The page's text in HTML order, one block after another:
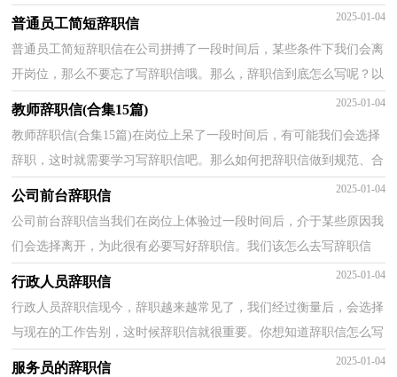
面是小编整理的酒店服务员辞职信，仅供参考，欢迎大家阅读...
普通员工简短辞职信 2025-01-04
普通员工简短辞职信在公司拼搏了一段时间后，某些条件下我们会离
开岗位，那么不要忘了写辞职信哦。那么，辞职信到底怎么写呢？以
下是小编为大家收集的普通员工简短辞职信，仅供参考，大...
教师辞职信(合集15篇) 2025-01-04
教师辞职信(合集15篇)在岗位上呆了一段时间后，有可能我们会选择
辞职，这时就需要学习写辞职信吧。那么如何把辞职信做到规范、合
理呢？以下是小编收集整理的教师辞职信，欢迎大家借...
公司前台辞职信 2025-01-04
公司前台辞职信当我们在岗位上体验过一段时间后，介于某些原因我
们会选择离开，为此很有必要写好辞职信。我们该怎么去写辞职信
呢？下面是小编收集整理的公司前台辞职信，欢迎大家借...
行政人员辞职信 2025-01-04
行政人员辞职信现今，辞职越来越常见了，我们经过衡量后，会选择
与现在的工作告别，这时候辞职信就很重要。你想知道辞职信怎么写
吗？下面是小编为大家收集的行政人员辞职信，欢迎大家分...
服务员的辞职信 2025-01-04